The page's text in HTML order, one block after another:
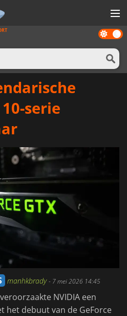
Dark
mode
10-serie
manhkbrady- 7 mei 2026 14:45
NVIDIA een
het debuut van de GeForce